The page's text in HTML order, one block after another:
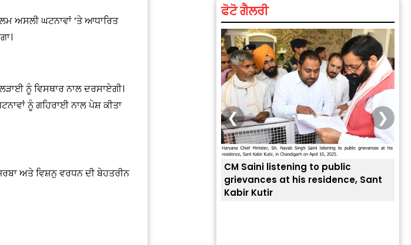
ਅਸਲੀ ਘਟਨਾਵਾਂ ’ਤੇ ਆਧਾਰਿਤ
ਨੂੰ ਵਿਸਥਾਰ ਨਾਲ ਦਰਸਾਏਗੀ।
ਨੂੰ ਗਹਿਰਾਈ ਨਾਲ ਪੇਸ਼ ਕੀਤਾ
ਅਤੇ ਵਿਸ਼ਨੁ ਵਰਧਨ ਦੀ ਬੇਹਤਰੀਨ
ਫੋਟੋ ਗੈਲਰੀ
मंत्री अनिल विज ने सुनी लोगों की
CM Saini listening to public
grievances at his residence, Sant
Kabir Kutir
❮ ❯